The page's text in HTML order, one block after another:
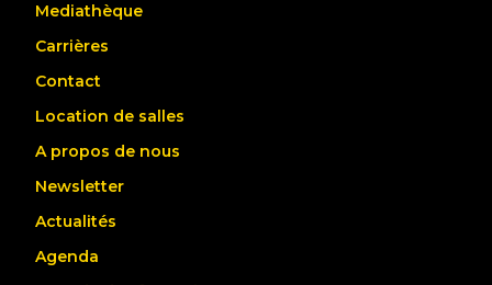
Mediathèque
Carrières
Contact
Location de salles
A propos de nous
Newsletter
Actualités
Agenda